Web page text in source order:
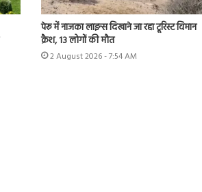
पेरू में नाजका लाइन्स दिखाने जा रहा टूरिस्ट विमान
क्रैश, 13 लोगों की मौत
2 August 2026 - 7:54 AM